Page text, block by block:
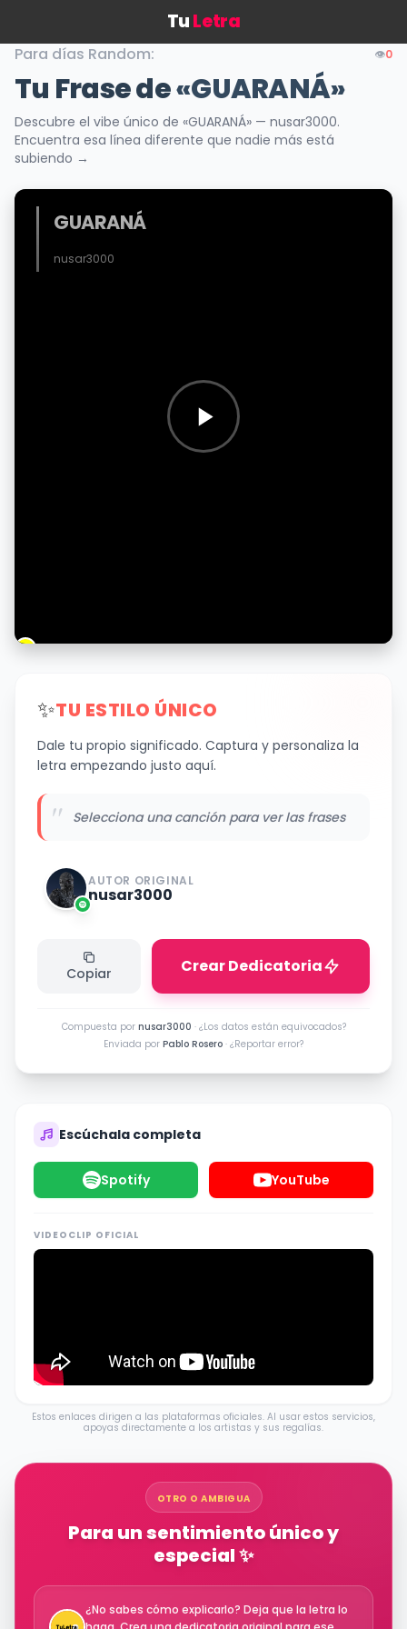
TuLetra
Para días Random: 👁️0
Tu Frase de«GUARANÁ»
Descubre el vibe único de «GUARANÁ» — nusar3000.
Encuentra esa línea diferente que nadie más está
subiendo →
GUARANÁ
nusar3000
✨TU ESTILO ÚNICO
Dale tu propio significado. Captura y personaliza la
letra empezando justo aquí.
" Selecciona una canción para ver las frases
AUTOR ORIGINAL
nusar3000
Copiar Crear Dedicatoria
Compuesta por nusar3000 · ¿Los datos están equivocados?
Enviada por Pablo Rosero · ¿Reportar error?
Escúchala completa
Spotify YouTube
VIDEOCLIP OFICIAL
Estos enlaces dirigen a las plataformas oficiales. Al usar estos servicios,
apoyas directamente a los artistas y sus regalías.
OTRO O AMBIGUA
Para un sentimiento único y
especial ✨
¿No sabes cómo explicarlo? Deja que la letra lo